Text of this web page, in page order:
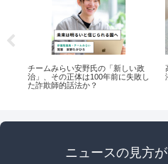
チームみらい安野氏の「新しい政
治」、その正体は100年前に失敗し
た詐欺師的話法か？
ニュースの見方が